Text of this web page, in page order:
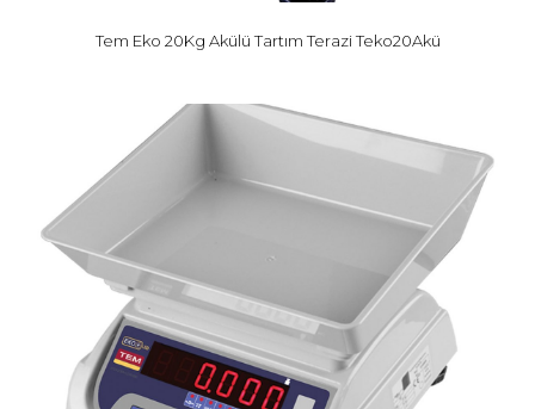
Tem Eko 20Kg Akülü Tartım Terazi Teko20Akü